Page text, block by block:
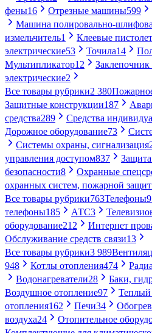
фены16 Отрезные машины599
Машина полировально-
измельчитель1 Клеевые
электрические53 Точила14
Мультипликатор12 Заклепочник
электрические2
Все товары рубрики2 380
Защитные конструкции187
средства289 Средства
Дорожное оборудование73
Системы охраны, сигнализация
управления доступом837
безопасности8 Охранные
охранных систем, пожарной
Все товары рубрики763Телефоны
телефоны185 АТС3
оборудование212 Интернет
Обслуживание средств связи13
Все товары рубрики3 989
948
Котлы отопления474
Водонагреватели28 Баки,
Воздушное отопление97
Теплый
отопления162 Печи34
воздуха24 Отопительное